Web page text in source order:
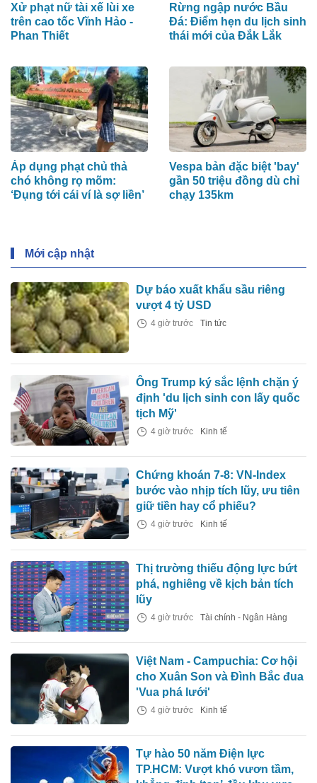
Xử phạt nữ tài xế lùi xe
trên cao tốc Vĩnh Hảo -
Phan Thiết
Rừng ngập nước Bầu
Đá: Điểm hẹn du lịch sinh
thái mới của Đắk Lắk
Áp dụng phạt chủ thả
chó không rọ mõm:
‘Đụng tới cái ví là sợ liền’
Vespa bản đặc biệt 'bay'
gần 50 triệu đồng dù chỉ
chạy 135km
Mới cập nhật
Dự báo xuất khẩu sầu riêng
vượt 4 tỷ USD
4 giờ trước Tin tức
Ông Trump ký sắc lệnh chặn ý
định 'du lịch sinh con lấy quốc
tịch Mỹ'
4 giờ trước Kinh tế
Chứng khoán 7-8: VN-Index
bước vào nhịp tích lũy, ưu tiên
giữ tiền hay cổ phiếu?
4 giờ trước Kinh tế
Thị trường thiếu động lực bứt
phá, nghiêng về kịch bản tích
lũy
4 giờ trước Tài chính - Ngân Hàng
Việt Nam - Campuchia: Cơ hội
cho Xuân Son và Đình Bắc đua
'Vua phá lưới'
4 giờ trước Kinh tế
Tự hào 50 năm Điện lực
TP.HCM: Vượt khó vươn tầm,